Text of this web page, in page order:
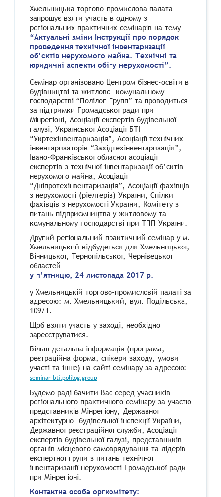
Хмельницька торгово-промислова палата
запрошує взяти участь в одному з
регіональних практичних семінарів на тему
“Актуальні зміни Інструкції про порядок
проведення технічної інвентаризації
об’єктів нерухомого майна. Технічні та
юридичні аспекти обігу нерухомості”.
Семінар організовано Центром бізнес-освіти в
будівництві та житлово- комунальному
господарстві “Полілог-Групп” та проводиться
за підтримки Громадської ради при
Мінрегіоні, Асоціації експертів будівельної
галузі, Української Асоціації БТІ
“Укртехінвентаризація”, Асоціації технічних
інвентаризаторів “Західтехінвентаризація”,
Івано-Франківської обласної асоціації
експертів з технічної інвентаризації об’єктів
нерухомого майна, Асоціації
“Дніпротехінвентаризація”, Асоціації фахівців
з нерухомості (ріелтерів) України, Спілки
фахівців з нерухомості України, Комітету з
питань підприємництва у житловому та
комунальному господарстві при ТПП України.
Другий регіональний практичний семінар у м.
Хмельницький відбудеться для Хмельницької,
Вінницької, Тернопільської, Чернівецької
областей
у п’ятницю, 24 листопада 2017 р.
у Хмельницькій торгово-промисловій палаті за
адресою: м. Хмельницький, вул. Подільська,
109/1.
Щоб взяти участь у заході, необхідно
зареєструватися.
Більш детальна інформація (програма,
реєтраційна форма, спікери заходу, умови
участі та інше) на сайті семінару за адресою:
seminar-bti.polilog.group
Будемо раді бачити Вас серед учасників
регіонального практичного семінару за участю
представників Мінрегіону, Державної
архітектурно- будівельної інспекції України,
Державної реєстраційної служби, Асоціації
експертів будівельної галузі, представників
органів місцевого самоврядування та лідерів
експертної групи з питань технічної
інвентаризації нерухомості Громадської ради
при Мінрегіоні.
Контактна особа оргкомітету: